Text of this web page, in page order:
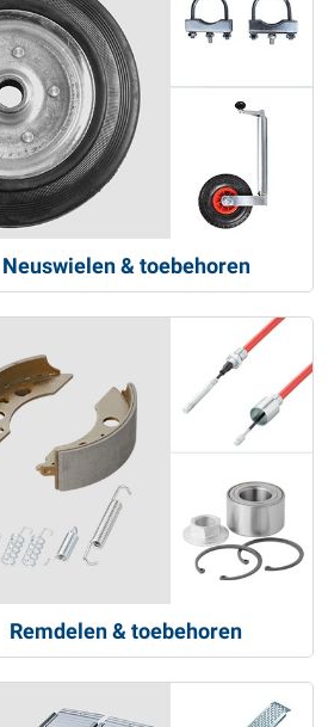
Neuswielen & toebehoren
Remdelen & toebehoren